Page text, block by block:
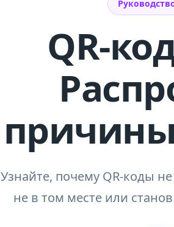
QR-
Узнайте, почему QR-коды
не в том месте или